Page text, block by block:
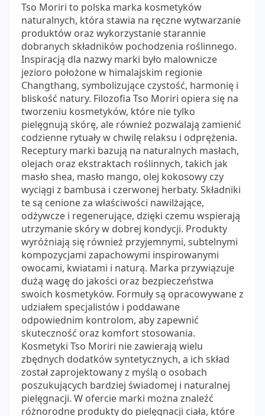
Tso Moriri to polska marka kosmetyków
naturalnych, która stawia na ręczne wytwarzanie
produktów oraz wykorzystanie starannie
dobranych składników pochodzenia roślinnego.
Inspiracją dla nazwy marki było malownicze
jezioro położone w himalajskim regionie
Changthang, symbolizujące czystość, harmonię i
bliskość natury. Filozofia Tso Moriri opiera się na
tworzeniu kosmetyków, które nie tylko
pielęgnują skórę, ale również pozwalają zamienić
codzienne rytuały w chwilę relaksu i odprężenia.
Receptury marki bazują na naturalnych masłach,
olejach oraz ekstraktach roślinnych, takich jak
masło shea, masło mango, olej kokosowy czy
wyciągi z bambusa i czerwonej herbaty. Składniki
te są cenione za właściwości nawilżające,
odżywcze i regenerujące, dzięki czemu wspierają
utrzymanie skóry w dobrej kondycji. Produkty
wyróżniają się również przyjemnymi, subtelnymi
kompozycjami zapachowymi inspirowanymi
owocami, kwiatami i naturą. Marka przywiązuje
dużą wagę do jakości oraz bezpieczeństwa
swoich kosmetyków. Formuły są opracowywane z
udziałem specjalistów i poddawane
odpowiednim kontrolom, aby zapewnić
skuteczność oraz komfort stosowania.
Kosmetyki Tso Moriri nie zawierają wielu
zbędnych dodatków syntetycznych, a ich skład
został zaprojektowany z myślą o osobach
poszukujących bardziej świadomej i naturalnej
pielęgnacji. W ofercie marki można znaleźć
różnorodne produkty do pielęgnacji ciała, które